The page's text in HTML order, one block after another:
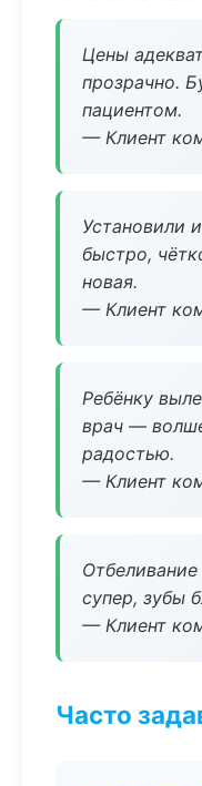
Цены
прозрачно.
пациентом.
— Клиент
Установили
быстро,
новая.
— Клиент
Ребёнку
врач —
радостью.
— Клиент
супер, зубы
— Клиент
Часто